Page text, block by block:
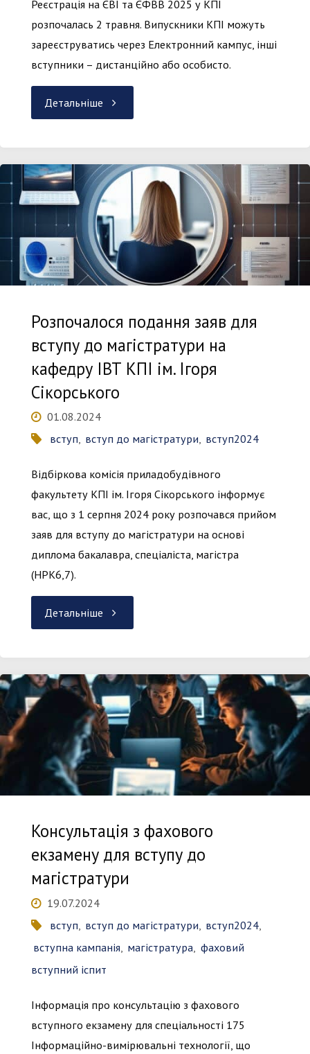
Реєстрація на ЄВІ та ЄФВВ 2025 у КПІ
розпочалась 2 травня. Випускники КПІ можуть
зареєструватись через Електронний кампус, інші
вступники – дистанційно або особисто.
Детальніше "Реєстрація
ЄВІ/
ЄФВВ-2025
для
магістрів
ім.
Ігоря
Сікорського"
Розпочалося подання заяв для
вступу до магістратури на
кафедру ІВТ КПІ ім. Ігоря
Сікорського
01.08.2024
вступ, вступ до магістратури, вступ2024
Відбіркова комісія приладобудівного
факультету КПІ ім. Ігоря Сікорського інформує
вас, що з 1 серпня 2024 року розпочався прийом
заяв для вступу до магістратури на основі
диплома бакалавра, спеціаліста, магістра
(НРК6,7).
Детальніше "Розпочалося
заяв
для
вступу
до
кафедру
КПІ
ім.
Ігоря
Сікорського"
Консультація з фахового
екзамену для вступу до
магістратури
19.07.2024
вступ, вступ до магістратури, вступ2024,
вступна кампанія, магістратура, фаховий
вступний іспит
Інформація про консультацію з фахового
вступного екзамену для спеціальності 175
Інформаційно-вимірювальні технології, що